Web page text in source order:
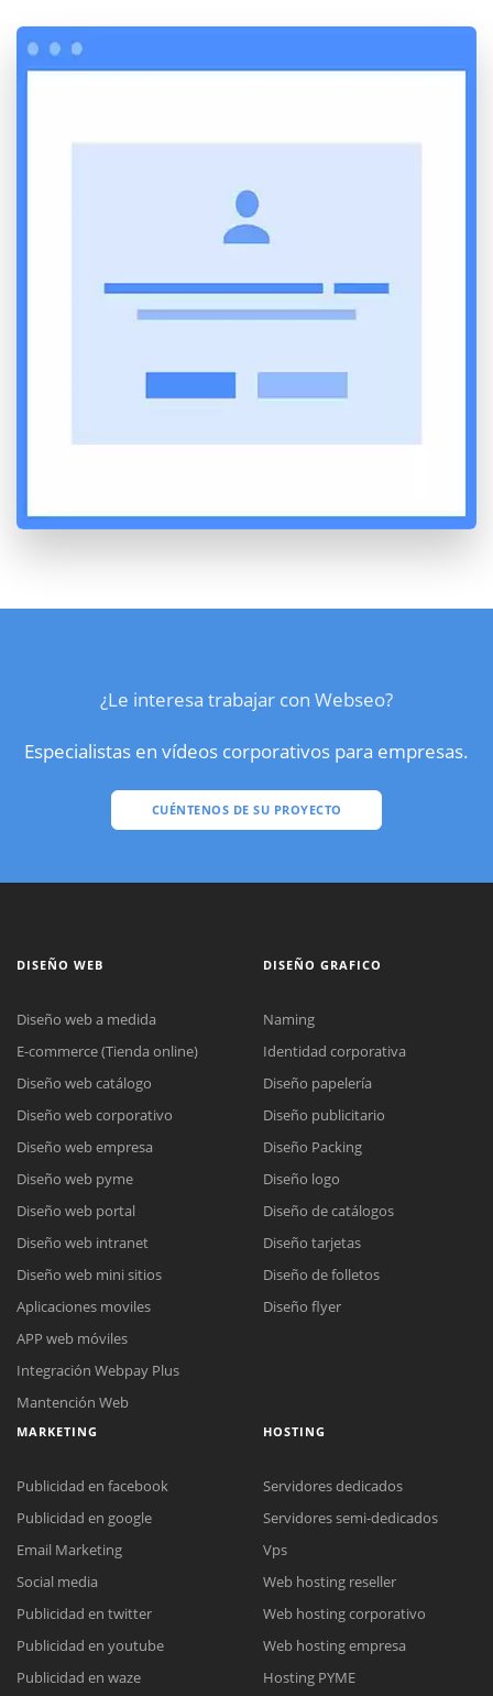
¿Le interesa trabajar con Webseo?
Especialistas en vídeos corporativos para empresas.
CUÉNTENOS DE SU PROYECTO
Reunión online
Nuestros ejecutivos le enviarán un correo electrónico con el enlace a
Meet para la reunión online.
Cotización
Complete el formulario y nos contactaremos a la brevedad.
Chat Online
Todos nuestros ejecutivos están fuera de línea. Complete el formulario
para enviarnos un correo electrónico con sus datos personales.
DISEÑO WEB
Diseño web a medida
E-commerce (Tienda online)
Diseño web catálogo
Diseño web corporativo
Diseño web empresa
Diseño web pyme
Diseño web portal
Diseño web intranet
Diseño web mini sitios
Aplicaciones moviles
APP web móviles
Integración Webpay Plus
Mantención Web
DISEÑO GRAFICO
Naming
Identidad corporativa
Diseño papelería
Diseño publicitario
Diseño Packing
Diseño logo
Diseño de catálogos
Diseño tarjetas
Diseño de folletos
Diseño flyer
MARKETING
Publicidad en facebook
Publicidad en google
Email Marketing
Social media
Publicidad en twitter
Publicidad en youtube
Publicidad en waze
HOSTING
Servidores dedicados
Servidores semi-dedicados
Vps
Web hosting reseller
Web hosting corporativo
Web hosting empresa
Hosting PYME